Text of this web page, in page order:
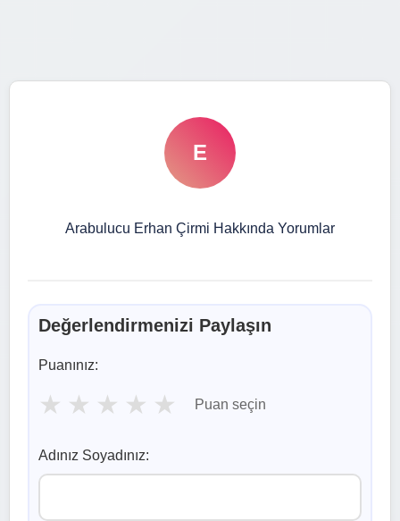
E
Arabulucu Erhan Çirmi Hakkında Yorumlar
Değerlendirmenizi Paylaşın
Puanınız:
★ ★ ★ ★ ★ Puan seçin
Adınız Soyadınız: